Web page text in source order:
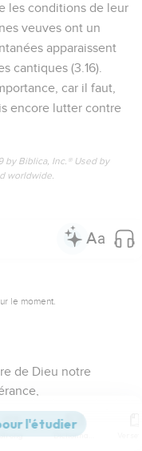
les conditions de leur
veuves ont un
apparaissent
cantiques (3.16).
car il faut,
encore lutter contre
by Biblica, Inc.® Used by
worldwide.
le moment.
de Dieu notre
foi : Grâce,
Père et du Christ-
Strong